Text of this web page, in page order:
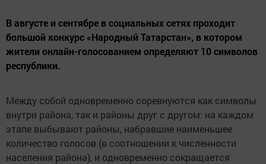
В августе и сентябре в социальных сетях проходит
большой конкурс «Народный Татарстан», в котором
жители онлайн-голосованием определяют 10 символов
республики.
Между собой одновременно соревнуются как символы
внутри района, так и районы друг с другом: на каждом
этапе выбывают районы, набравшие наименьшее
количество голосов (в соотношении к численности
населения района), и одновременно сокращается